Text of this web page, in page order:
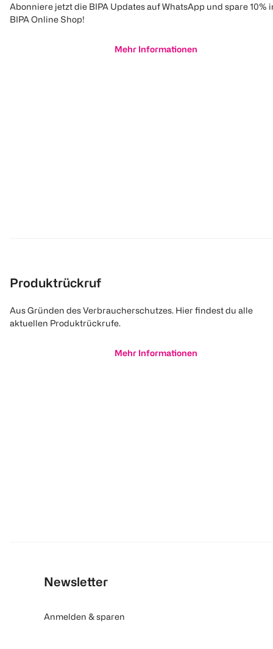
Abonniere jetzt die BIPA Updates auf WhatsApp und spare 10%
BIPA Online Shop!
Mehr Informationen
Produktrückruf
Aus Gründen des Verbraucherschutzes. Hier findest du alle
aktuellen Produktrückrufe.
Mehr Informationen
Newsletter
Anmelden & sparen